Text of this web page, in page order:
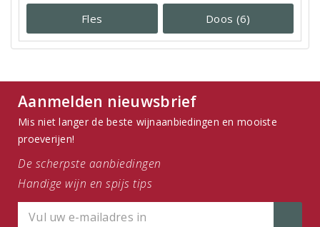
Fles Doos (6)
Aanmelden nieuwsbrief
Mis niet langer de beste wijnaanbiedingen en mooiste
proeverijen!
De scherpste aanbiedingen
Handige wijn en spijs tips